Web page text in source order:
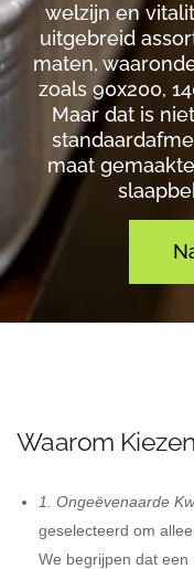
welzijn en
uitgebreid
maten,
zoals 90x200,
Maar dat is
maat
Waarom
1. Ongeëvenaarde
geselecteerd om
We begrijpen dat